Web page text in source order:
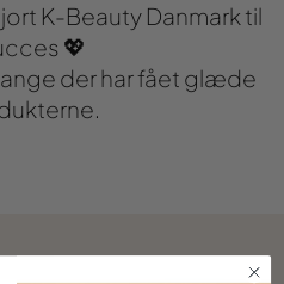
K-Beauty Danmark til
💖
der har fået glæde